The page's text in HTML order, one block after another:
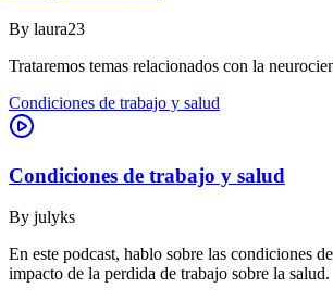
By laura23
Trataremos temas relacionados con la
Condiciones de trabajo y salud
Condiciones de trabajo y salud
By julyks
En este podcast, hablo sobre las condiciones
impacto de la perdida de trabajo sobre la salud.